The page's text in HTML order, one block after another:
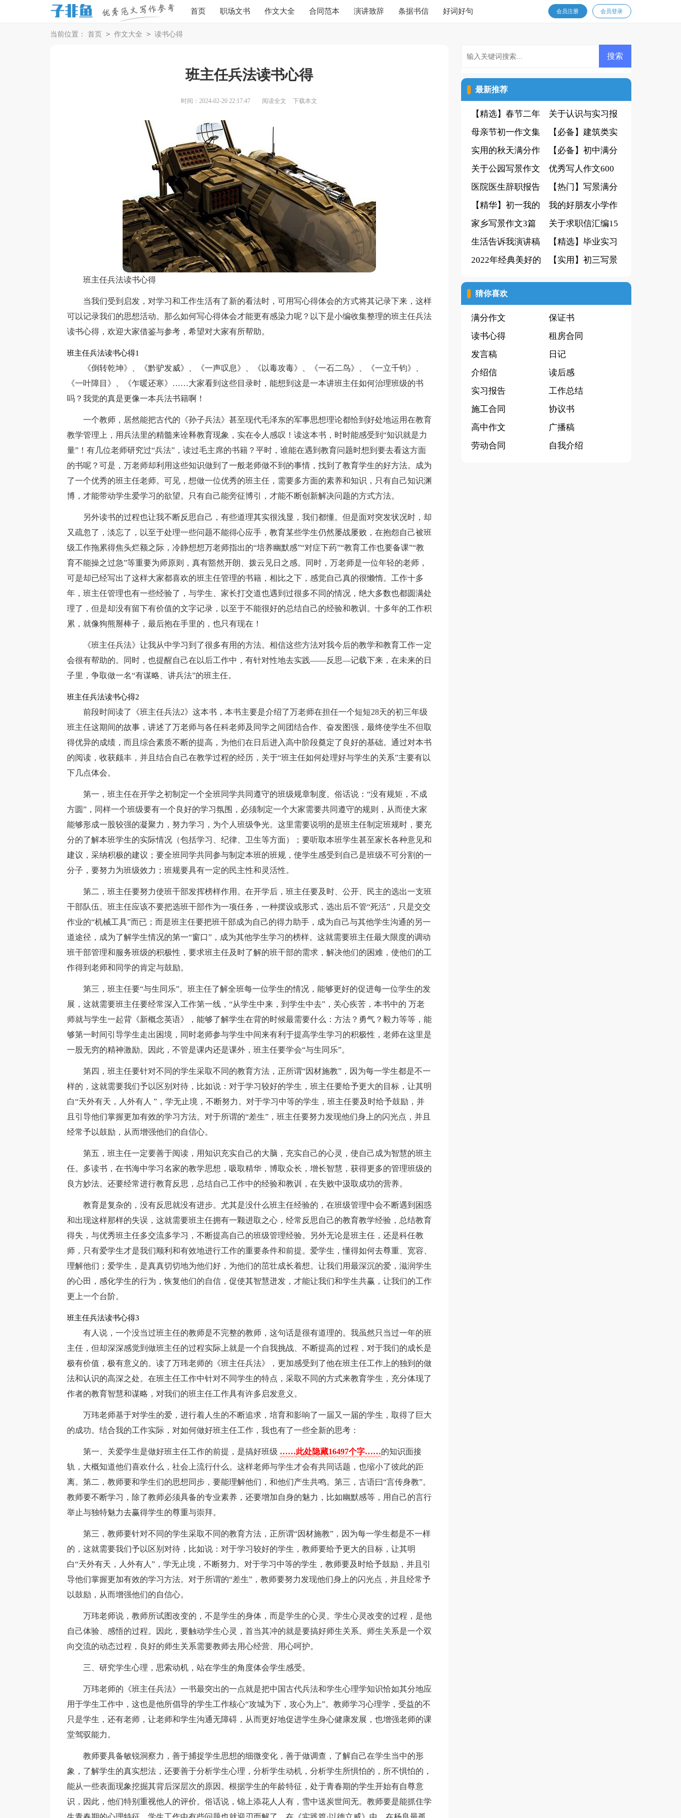
首页 职场文书 作文大全 合同范本 演讲致辞 条据书信 好词好句 会员登录
会员注册
当前位置： 首页 > 作文大全 > 读书心得
班主任兵法读书心得
时间：2024-02-20 22:17:47 阅读全文 下载本文
班主任兵法读书心得
当我们受到启发，对学习和工作生活有了新的看法时，可用写心得体会的方式将其记录下来，这样
可以记录我们的思想活动。那么如何写心得体会才能更有感染力呢？以下是小编收集整理的班主任兵法
读书心得，欢迎大家借鉴与参考，希望对大家有所帮助。
班主任兵法读书心得1
《倒转乾坤》、《黔驴发威》、《一声叹息》、《以毒攻毒》、《一石二鸟》、《一立千钧》、
《一叶障目》、《乍暖还寒》……大家看到这些目录时，能想到这是一本讲班主任如何治理班级的书
吗？我觉的真是更像一本兵法书籍啊！
一个教师，居然能把古代的《孙子兵法》甚至现代毛泽东的军事思想理论都恰到好处地运用在教育
教学管理上，用兵法里的精髓来诠释教育现象，实在令人感叹！读这本书，时时能感受到“知识就是力
量”！有几位老师研究过“兵法”，读过毛主席的书籍？平时，谁能在遇到教育问题时想到要去看这方面
的书呢？可是，万老师却利用这些知识做到了一般老师做不到的事情，找到了教育学生的好方法。成为
了一个优秀的班主任老师。可见，想做一位优秀的班主任，需要多方面的素养和知识，只有自己知识渊
博，才能带动学生爱学习的欲望。只有自己能旁征博引，才能不断创新解决问题的方式方法。
另外读书的过程也让我不断反思自己，有些道理其实很浅显，我们都懂。但是面对突发状况时，却
又疏忽了，淡忘了，以至于处理一些问题不能得心应手，教育某些学生仍然屡战屡败，在抱怨自己被班
级工作拖累得焦头烂额之际，冷静想想万老师指出的“培养幽默感”“对症下药”“教育工作也要备课”“教
育不能操之过急”等重要为师原则，真有豁然开朗、拨云见日之感。同时，万老师是一位年轻的老师，
可是却已经写出了这样大家都喜欢的班主任管理的书籍，相比之下，感觉自己真的很懒惰。工作十多
年，班主任管理也有一些经验了，与学生、家长打交道也遇到过很多不同的情况，绝大多数也都圆满处
理了，但是却没有留下有价值的文字记录，以至于不能很好的总结自己的经验和教训。十多年的工作积
累，就像狗熊掰棒子，最后抱在手里的，也只有现在！
《班主任兵法》让我从中学习到了很多有用的方法。相信这些方法对我今后的教学和教育工作一定
会很有帮助的。同时，也提醒自己在以后工作中，有针对性地去实践——反思―记载下来，在未来的日
子里，争取做一名“有谋略、讲兵法”的班主任。
班主任兵法读书心得2
前段时间读了《班主任兵法2》这本书，本书主要是介绍了万老师在担任一个短短28天的初三年级
班主任这期间的故事，讲述了万老师与各任科老师及同学之间团结合作、奋发图强，最终使学生不但取
得优异的成绩，而且综合素质不断的提高，为他们在日后进入高中阶段奠定了良好的基础。通过对本书
的阅读，收获颇丰，并且结合自己在教学过程的经历，关于“班主任如何处理好与学生的关系”主要有以
下几点体会。
第一，班主任在开学之初制定一个全班同学共同遵守的班级规章制度。俗话说：“没有规矩，不成
方圆”，同样一个班级要有一个良好的学习氛围，必须制定一个大家需要共同遵守的规则，从而使大家
能够形成一股较强的凝聚力，努力学习，为个人班级争光。这里需要说明的是班主任制定班规时，要充
分的了解本班学生的实际情况（包括学习、纪律、卫生等方面）；要听取本班学生甚至家长各种意见和
建议，采纳积极的建议；要全班同学共同参与制定本班的班规，使学生感受到自己是班级不可分割的一
分子，要努力为班级效力；班规要具有一定的民主性和灵活性。
第二，班主任要努力使班干部发挥榜样作用。在开学后，班主任要及时、公开、民主的选出一支班
干部队伍。班主任应该不要把选班干部作为一项任务，一种摆设或形式，选出后不管“死活”，只是交交
作业的“机械工具”而已；而是班主任要把班干部成为自己的得力助手，成为自己与其他学生沟通的另一
道途径，成为了解学生情况的第一“窗口”，成为其他学生学习的榜样。这就需要班主任最大限度的调动
班干部管理和服务班级的积极性，要求班主任及时了解的班干部的需求，解决他们的困难，使他们的工
作得到老师和同学的肯定与鼓励。
第三，班主任要“与生同乐”。班主任了解全班每一位学生的情况，能够更好的促进每一位学生的发
展，这就需要班主任要经常深入工作第一线，“从学生中来，到学生中去”，关心疾苦，本书中的 万老
师就与学生一起背《新概念英语》，能够了解学生在背的时候最需要什么：方法？勇气？毅力等等，能
够第一时间引导学生走出困境，同时老师参与学生中间来有利于提高学生学习的积极性，老师在这里是
一股无穷的精神激励。因此，不管是课内还是课外，班主任要学会“与生同乐”。
第四，班主任要针对不同的学生采取不同的教育方法，正所谓“因材施教”，因为每一学生都是不一
样的，这就需要我们予以区别对待，比如说：对于学习较好的学生，班主任要给予更大的目标，让其明
白“天外有天，人外有人 ”，学无止境，不断努力。对于学习中等的学生，班主任要及时给予鼓励，并
且引导他们掌握更加有效的学习方法。对于所谓的“差生”，班主任要努力发现他们身上的闪光点，并且
经常予以鼓励，从而增强他们的自信心。
第五，班主任一定要善于阅读，用知识充实自己的大脑，充实自己的心灵，使自己成为智慧的班主
任。多读书，在书海中学习名家的教学思想，吸取精华，博取众长，增长智慧，获得更多的管理班级的
良方妙法。还要经常进行教育反思，总结自己工作中的经验和教训，在失败中汲取成功的营养。
教育是复杂的，没有反思就没有进步。尤其是没什么班主任经验的，在班级管理中会不断遇到困惑
和出现这样那样的失误，这就需要班主任拥有一颗进取之心，经常反思自己的教育教学经验，总结教育
得失，与优秀班主任多交流多学习，不断提高自己的班级管理经验。另外无论是班主任，还是科任教
师，只有爱学生才是我们顺利和有效地进行工作的重要条件和前提。爱学生，懂得如何去尊重、宽容、
理解他们；爱学生，是真真切切地为他们好，为他们的茁壮成长着想。让我们用最深沉的爱，滋润学生
的心田，感化学生的行为，恢复他们的自信，促使其智慧迸发，才能让我们和学生共赢，让我们的工作
更上一个台阶。
班主任兵法读书心得3
有人说，一个没当过班主任的教师是不完整的教师，这句话是很有道理的。我虽然只当过一年的班
主任，但却深深感觉到做班主任的过程实际上就是一个自我挑战、不断提高的过程，对于我们的成长是
极有价值，极有意义的。读了万玮老师的《班主任兵法》，更加感受到了他在班主任工作上的独到的做
法和认识的高深之处。在班主任工作中针对不同学生的特点，采取不同的方式来教育学生，充分体现了
作者的教育智慧和谋略，对我们的班主任工作具有许多启发意义。
万玮老师基于对学生的爱，进行着人生的不断追求，培育和影响了一届又一届的学生，取得了巨大
的成功。结合我的工作实际，对如何做好班主任工作，我也有了一些全新的思考：
第一、关爱学生是做好班主任工作的前提，是搞好班级 ……此处隐藏16497个字……的知识面接
轨，大概知道他们喜欢什么，社会上流行什么。这样老师与学生才会有共同话题，也缩小了彼此的距
离。第二，教师要和学生们的思想同步，要能理解他们，和他们产生共鸣。第三，古语曰“言传身教”。
教师要不断学习，除了教师必须具备的专业素养，还要增加自身的魅力，比如幽默感等，用自己的言行
举止与独特魅力去赢得学生的尊重与崇拜。
第三，教师要针对不同的学生采取不同的教育方法，正所谓“因材施教”，因为每一学生都是不一样
的，这就需要我们予以区别对待，比如说：对于学习较好的学生，教师要给予更大的目标，让其明
白“天外有天，人外有人”，学无止境，不断努力。对于学习中等的学生，教师要及时给予鼓励，并且引
导他们掌握更加有效的学习方法。对于所谓的“差生”，教师要努力发现他们身上的闪光点，并且经常予
以鼓励，从而增强他们的自信心。
万玮老师说，教师所试图改变的，不是学生的身体，而是学生的心灵。学生心灵改变的过程，是他
自己体验、感悟的过程。因此，要触动学生心灵，首当其冲的就是要搞好师生关系。师生关系是一个双
向交流的动态过程，良好的师生关系需要教师去用心经营、用心呵护。
三、研究学生心理，思索动机，站在学生的角度体会学生感受。
万玮老师的《班主任兵法》一书最突出的一点就是把中国古代兵法和学生心理学知识恰如其分地应
用于学生工作中，这也是他所倡导的学生工作核心“攻城为下，攻心为上”。教师学习心理学，受益的不
只是学生，还有老师，让老师和学生沟通无障碍，从而更好地促进学生身心健康发展，也增强老师的课
堂驾驭能力。
教师要具备敏锐洞察力，善于捕捉学生思想的细微变化，善于做调查，了解自己在学生当中的形
象，了解学生的真实想法，还要善于分析学生心理，分析学生动机，分析学生所惧怕的，所不惧怕的，
能从一些表面现象挖掘其背后深层次的原因。根据学生的年龄特征，处于青春期的学生开始有自尊意
识，因此，他们特别重视他人的评价。俗话说，锦上添花人人有，雪中送炭世间无。教师要是能抓住学
最新推荐
【精选】春节二年
级作文汇总五篇
关于认识与实习报
告四篇
母亲节初一作文集
合九篇
【必备】建筑类实
习报告3篇
实用的秋天满分作
文7篇
【必备】初中满分
作文8篇
关于公园写景作文
600字4篇
优秀写人作文600
字锦集5篇
医院医生辞职报告
范文集锦五篇
【热门】写景满分
作文合集八篇
【精华】初一我的
同学作文锦集六篇
我的好朋友小学作
文
家乡写景作文3篇
关于求职信汇编15
篇
生活告诉我演讲稿
【精选】毕业实习
报告集锦9篇
2022年经典美好的
锦集30条
【实用】初三写景
猜你喜欢
满分作文
保证书
读书心得
租房合同
发言稿
日记
介绍信
读后感
实习报告
工作总结
施工合同
协议书
高中作文
广播稿
劳动合同
自我介绍